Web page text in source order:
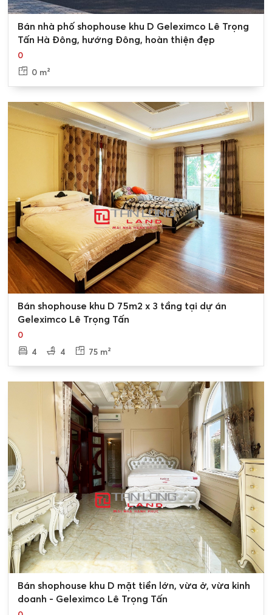
Bán nhà phố shophouse khu D Geleximco Lê Trọng
Tấn Hà Đông, hướng Đông, hoàn thiện đẹp
0
0 m²
Bán shophouse khu D 75m2 x 3 tầng tại dự án
Geleximco Lê Trọng Tấn
0
4
4 75 m²
Bán shophouse khu D mặt tiền lớn, vừa ở, vừa kinh
doanh - Geleximco Lê Trọng Tấn